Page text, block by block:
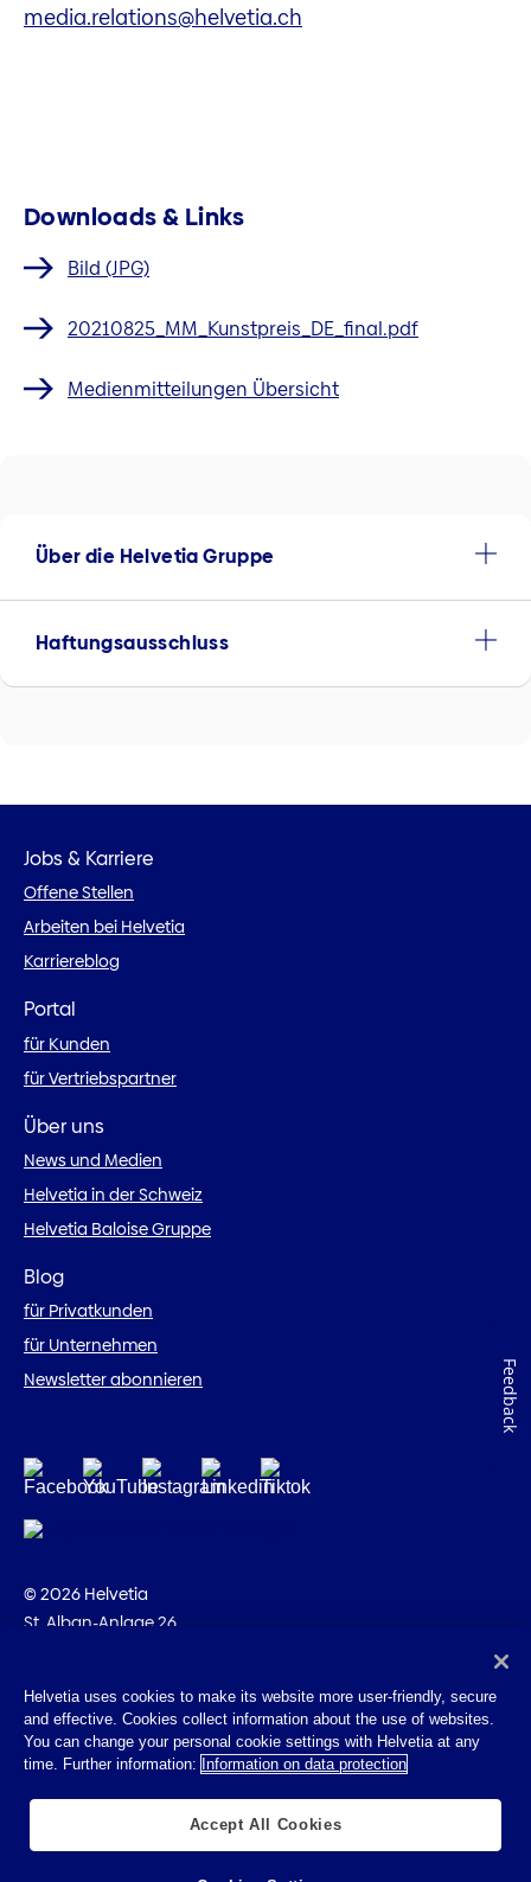
media.relations@helvetia.ch
Downloads & Links
Bild (JPG)
20210825_MM_Kunstpreis_DE_final.pdf
Medienmitteilungen Übersicht
Über die Helvetia Gruppe
Haftungsausschluss
Jobs & Karriere
Offene Stellen
Arbeiten bei Helvetia
Karriereblog
Portal
für Kunden
für Vertriebspartner
Über uns
News und Medien
Helvetia in der Schweiz
Helvetia Baloise Gruppe
Blog
für Privatkunden
für Unternehmen
Newsletter abonnieren
© 2026 Helvetia
St. Alban-Anlage 26
Impressum
Rechtliche Hinweise
Helvetia uses cookies to make its website more user-friendly, secure
and effective. Cookies collect information about the use of websites.
You can change your personal cookie settings with Helvetia at any
time. Further information: Information on data protection
Accept All Cookies
Feedback